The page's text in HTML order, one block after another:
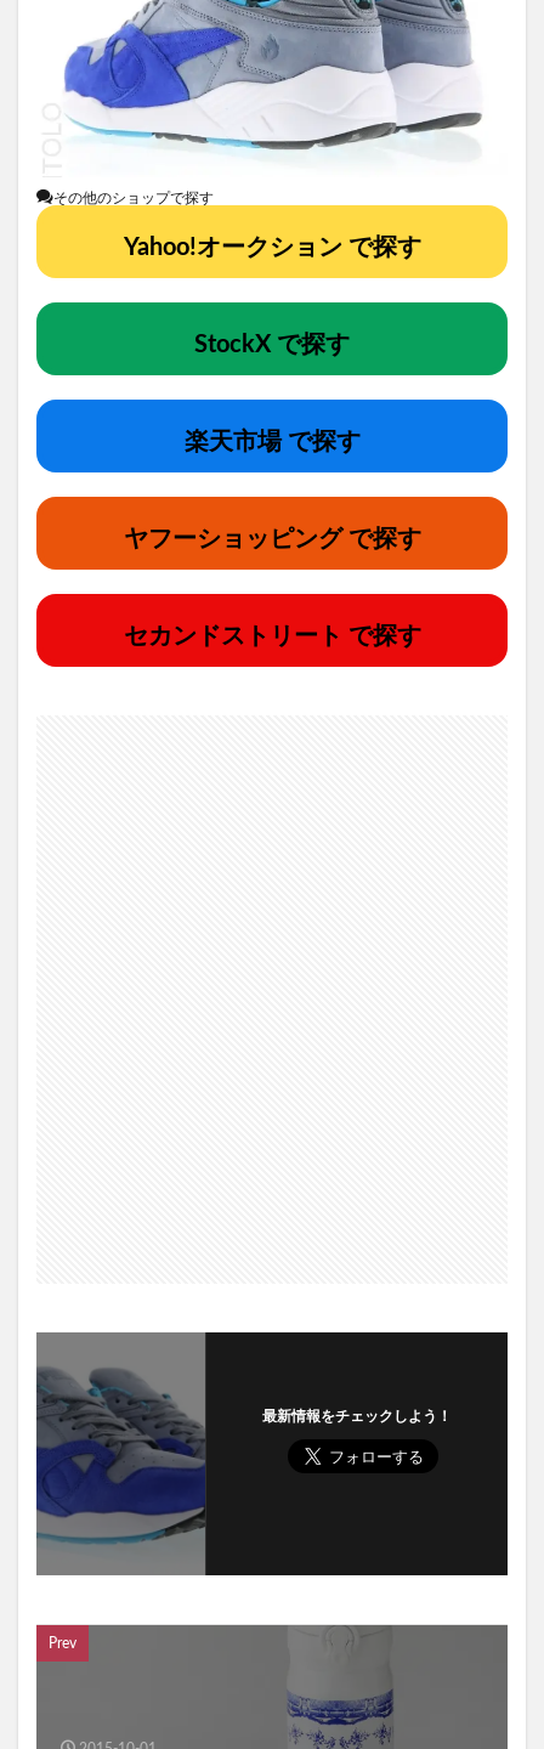
その他のショップで探す
Yahoo!オークション で探す
StockX で探す
楽天市場 で探す
ヤフーショッピング で探す
セカンドストリート で探す
最新情報をチェックしよう！
Prev